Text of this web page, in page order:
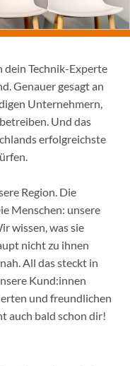
dein Technik-Experte
Genauer gesagt an
Unternehmern,
Und das
erfolgreichste
Region. Die
Menschen: unsere
wissen, was sie
nicht zu ihnen
All das steckt in
Kund:innen
und freundlichen
auch bald schon dir!